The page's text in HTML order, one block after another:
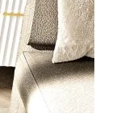
et analyser notre trafic.
et analytiques. Ces
lors de votre